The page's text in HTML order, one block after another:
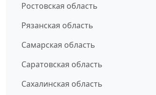
Ростовская область
Рязанская область
Самарская область
Саратовская область
Сахалинская область